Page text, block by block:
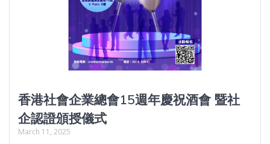
香港社會企業總會15週年慶祝酒會 暨社
企認證頒授儀式
March 11, 2025